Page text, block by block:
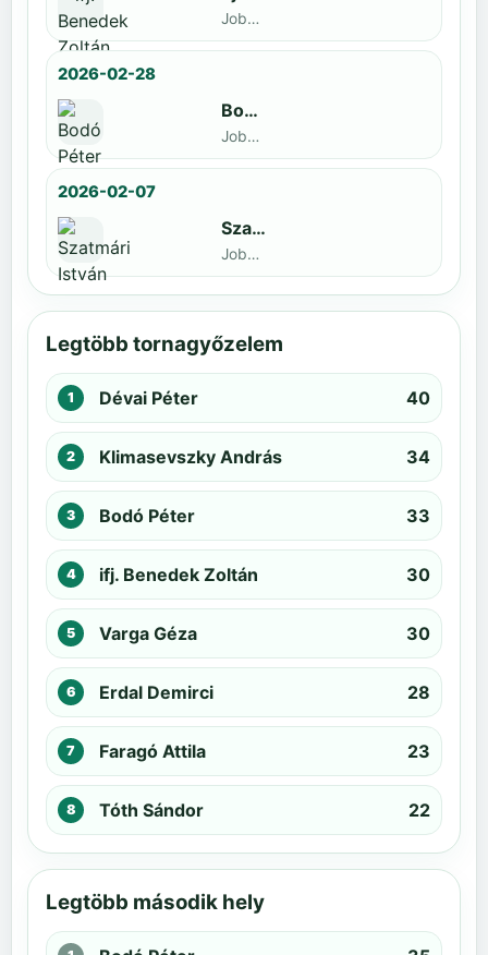
Jobbak · döntős: id. Benedek Zoltán
2026-02-28
Bodó Péter
Jobbak · döntős: Kocsó Sándor
2026-02-07
Szatmári István
Jobbak · döntős: Kiss Barnabás
Legtöbb tornagyőzelem
Dévai Péter 40
Klimasevszky András 34
Bodó Péter 33
ifj. Benedek Zoltán 30
Varga Géza 30
Erdal Demirci 28
Faragó Attila 23
Tóth Sándor 22
Legtöbb második hely